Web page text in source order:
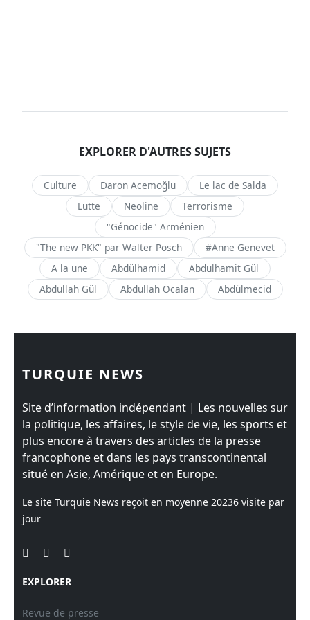
EXPLORER D'AUTRES SUJETS
Culture Daron Acemoğlu
Le lac de Salda
Lutte
Neoline
Terrorisme
"Génocide" Arménien
"The new PKK" par Walter Posch
#Anne Genevet
A la une
Abdülhamid
Abdulhamit Gül
Abdullah Gül
Abdullah Öcalan Abdülmecid
TURQUIE NEWS
Site d’information indépendant | Les nouvelles sur
la politique, les affaires, le style de vie, les sports et
plus encore à travers des articles de la presse
francophone et dans les pays transcontinental
situé en Asie, Amérique et en Europe.
Le site Turquie News reçoit en moyenne 20236 visite par
jour
EXPLORER
Revue de presse